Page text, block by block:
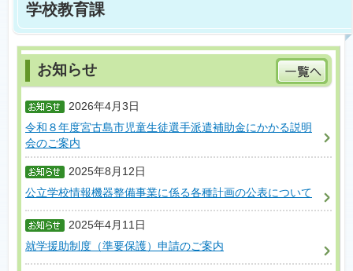
学校教育課
2026年4月3日
令和８年度宮古島市児童生徒選手派遣補助金にかかる説明
会のご案内
2025年8月12日
公立学校情報機器整備事業に係る各種計画の公表について
2025年4月11日
就学援助制度（準要保護）申請のご案内